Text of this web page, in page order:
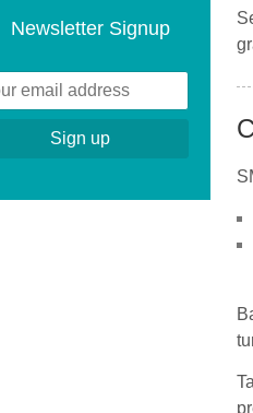
Newsletter Signup